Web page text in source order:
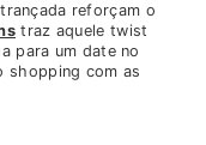
reforçam o
traz aquele twist
para um date no
shopping com as